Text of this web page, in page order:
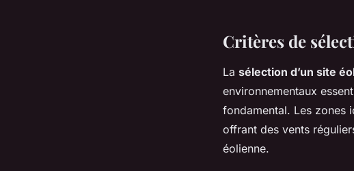
Critères de
La sélection d’un site
environnementaux
fondamental. Les zones
offrant des vents
éolienne.